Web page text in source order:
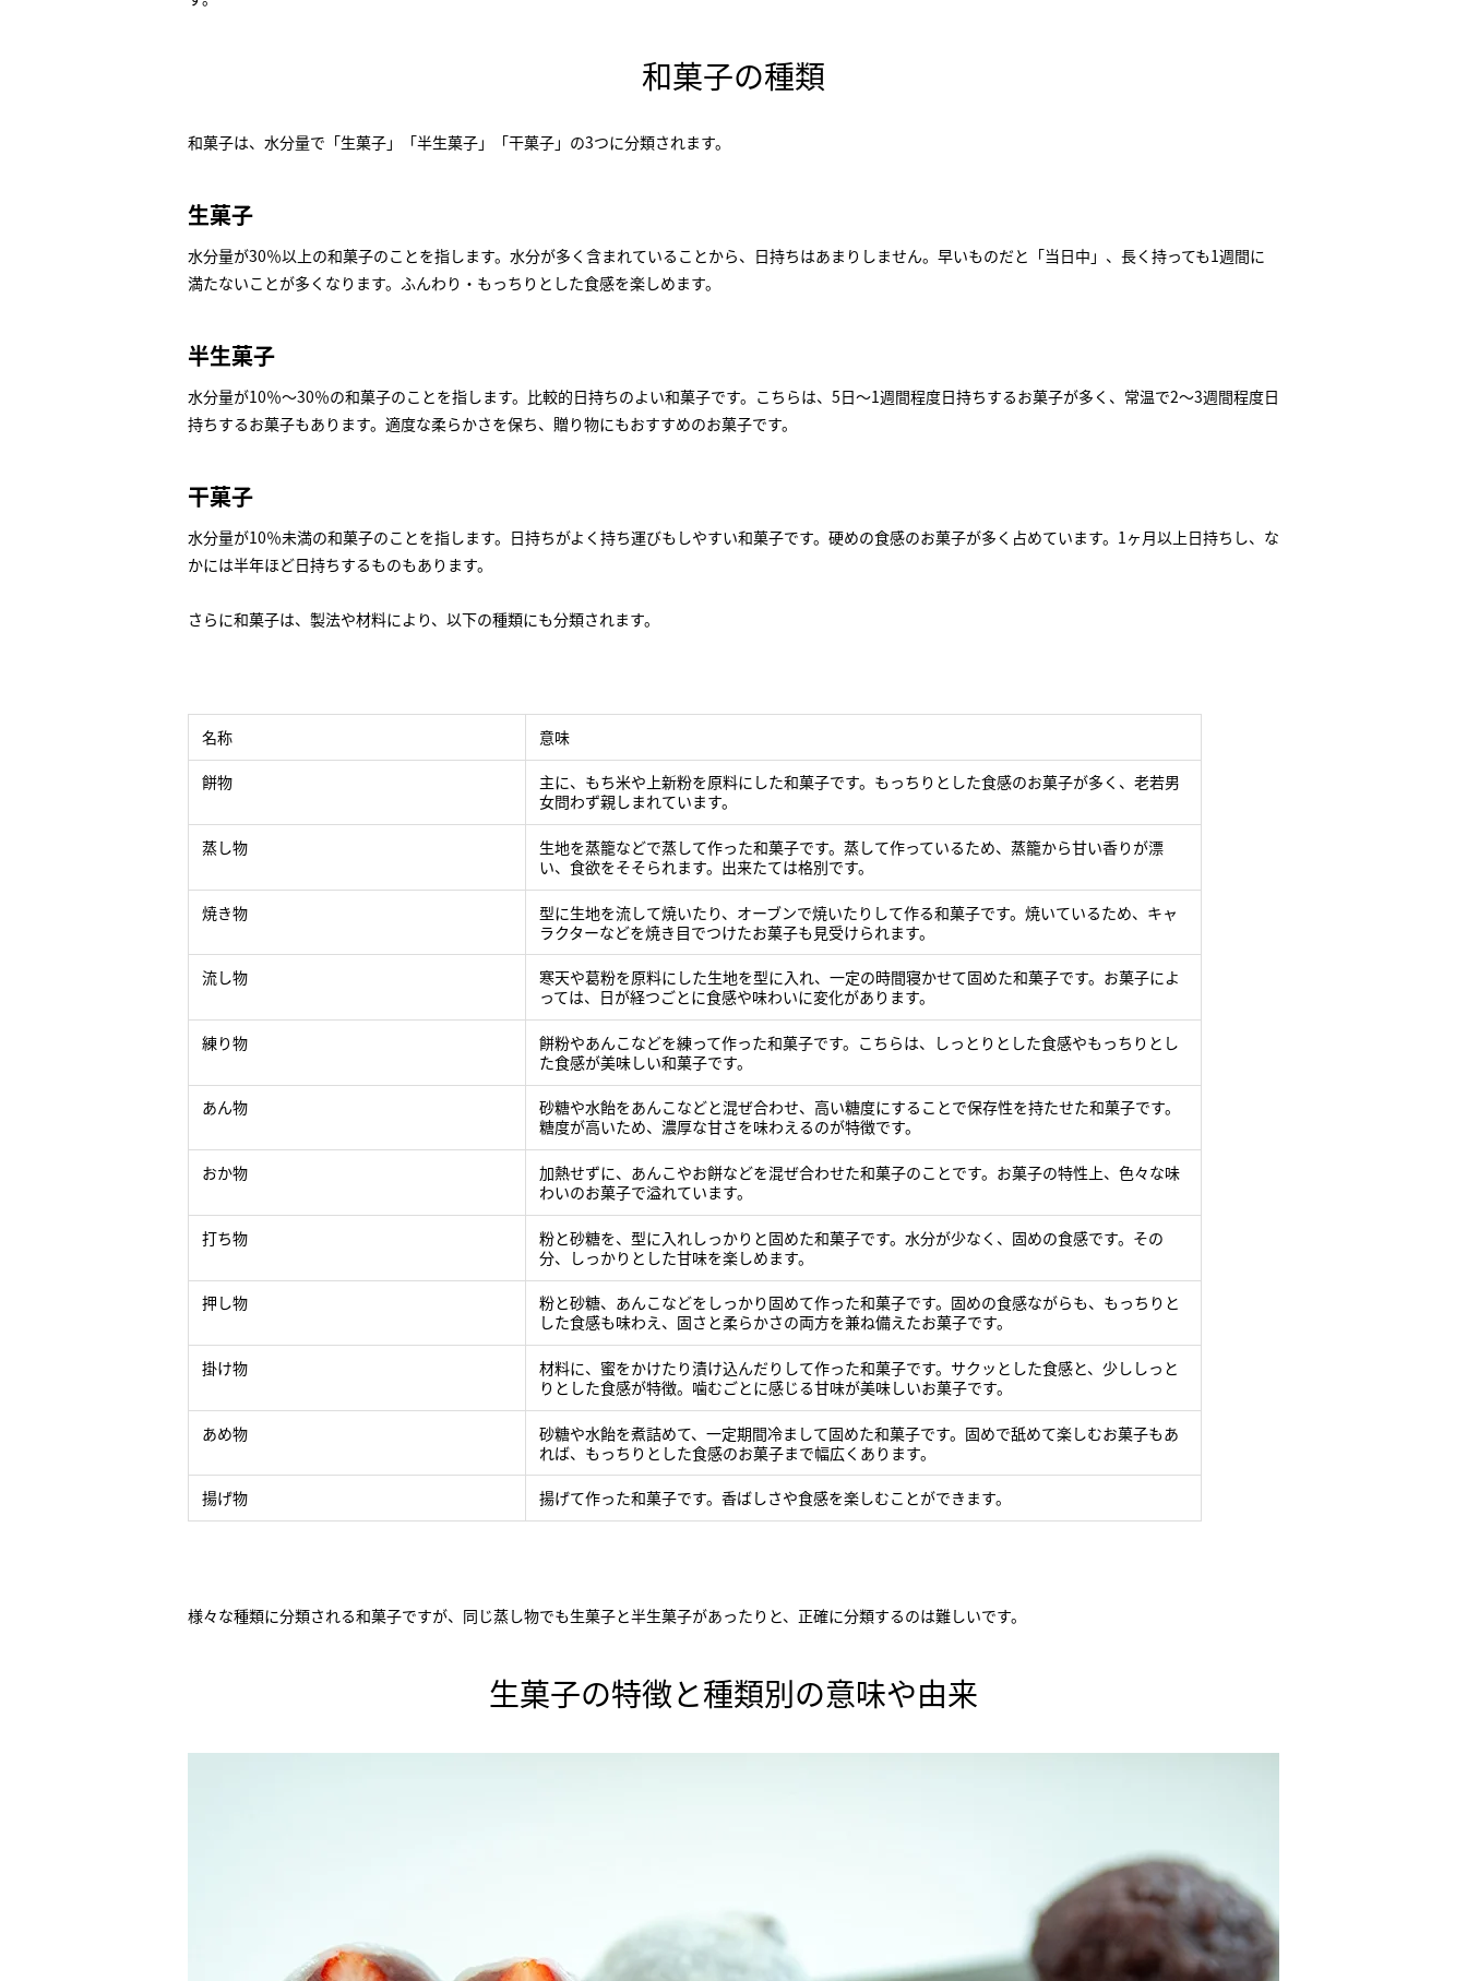
和菓子の種類
和菓子は、水分量で「生菓子」「半生菓子」「干菓子」の3つに分類されます。
生菓子
水分量が30％以上の和菓子のことを指します。水分が多く含まれていることから、日持ちはあまりしません。早いものだと「当日中」、長く持っても1週間に
満たないことが多くなります。ふんわり・もっちりとした食感を楽しめます。
半生菓子
水分量が10％〜30％の和菓子のことを指します。比較的日持ちのよい和菓子です。こちらは、5日〜1週間程度日持ちするお菓子が多く、常温で2〜3週間程度日
持ちするお菓子もあります。適度な柔らかさを保ち、贈り物にもおすすめのお菓子です。
干菓子
水分量が10％未満の和菓子のことを指します。日持ちがよく持ち運びもしやすい和菓子です。硬めの食感のお菓子が多く占めています。1ヶ月以上日持ちし、な
かには半年ほど日持ちするものもあります。
さらに和菓子は、製法や材料により、以下の種類にも分類されます。
名称
餅物
蒸し物
焼き物
流し物
練り物
あん物
おか物
打ち物
押し物
掛け物
あめ物
揚げ物
意味
主に、もち米や上新粉を原料にした和菓子です。もっちりとした食感のお菓子が多く、老若男
女問わず親しまれています。
生地を蒸籠などで蒸して作った和菓子です。蒸して作っているため、蒸籠から甘い香りが漂
い、食欲をそそられます。出来たては格別です。
型に生地を流して焼いたり、オーブンで焼いたりして作る和菓子です。焼いているため、キャ
ラクターなどを焼き目でつけたお菓子も見受けられます。
寒天や葛粉を原料にした生地を型に入れ、一定の時間寝かせて固めた和菓子です。お菓子によ
っては、日が経つごとに食感や味わいに変化があります。
餅粉やあんこなどを練って作った和菓子です。こちらは、しっとりとした食感やもっちりとし
た食感が美味しい和菓子です。
砂糖や水飴をあんこなどと混ぜ合わせ、高い糖度にすることで保存性を持たせた和菓子です。
糖度が高いため、濃厚な甘さを味わえるのが特徴です。
加熱せずに、あんこやお餅などを混ぜ合わせた和菓子のことです。お菓子の特性上、色々な味
わいのお菓子で溢れています。
粉と砂糖を、型に入れしっかりと固めた和菓子です。水分が少なく、固めの食感です。その
分、しっかりとした甘味を楽しめます。
粉と砂糖、あんこなどをしっかり固めて作った和菓子です。固めの食感ながらも、もっちりと
した食感も味わえ、固さと柔らかさの両方を兼ね備えたお菓子です。
材料に、蜜をかけたり漬け込んだりして作った和菓子です。サクッとした食感と、少ししっと
りとした食感が特徴。噛むごとに感じる甘味が美味しいお菓子です。
砂糖や水飴を煮詰めて、一定期間冷まして固めた和菓子です。固めで舐めて楽しむお菓子もあ
れば、もっちりとした食感のお菓子まで幅広くあります。
揚げて作った和菓子です。香ばしさや食感を楽しむことができます。
様々な種類に分類される和菓子ですが、同じ蒸し物でも生菓子と半生菓子があったりと、正確に分類するのは難しいです。
生菓子の特徴と種類別の意味や由来